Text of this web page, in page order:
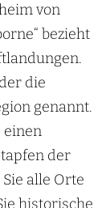
von
bezieht
die
genannt.
einen
der
alle Orte
historische